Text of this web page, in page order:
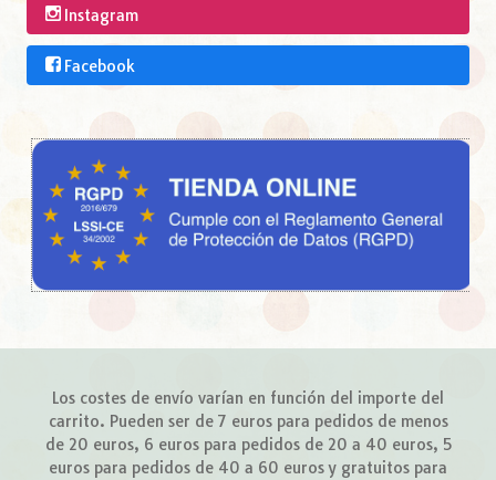
Instagram
Facebook
Los costes de envío varían en función del importe del
carrito. Pueden ser de 7 euros para pedidos de menos
de 20 euros, 6 euros para pedidos de 20 a 40 euros, 5
euros para pedidos de 40 a 60 euros y gratuitos para